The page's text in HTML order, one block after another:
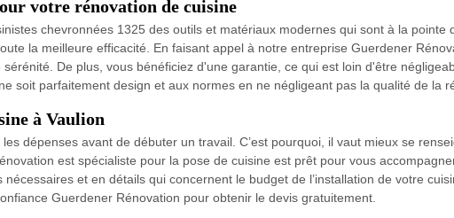
votre rénovation de cuisine
chevronnées 1325 des outils et matériaux modernes qui sont à la
la meilleure efficacité. En faisant appel à notre entreprise Guerdener
De plus, vous bénéficiez d'une garantie, ce qui est loin d'être
soit parfaitement design et aux normes en ne négligeant pas la qualité de la
à Vaulion
dépenses avant de débuter un travail. C’est pourquoi, il vaut mieux se
est spécialiste pour la pose de cuisine est prêt pour vous
et en détails qui concernent le budget de l’installation de votre
Guerdener Rénovation pour obtenir le devis gratuitement.